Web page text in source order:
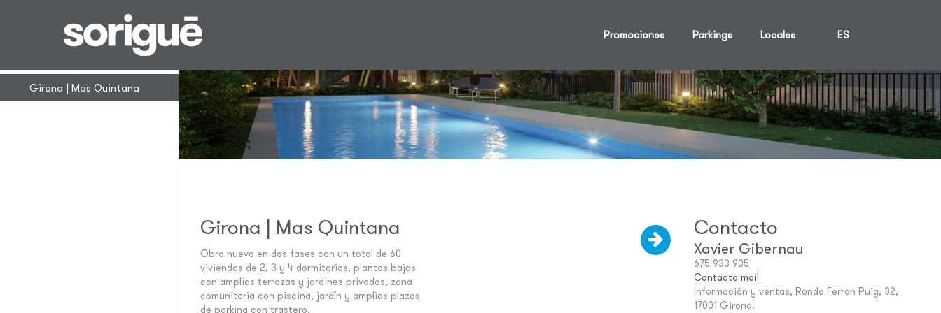
Promociones Parkings Locales ES
Promociones en la
provincia de
Girona
Girona | Mas Quintana
Girona | Mas Quintana
Obra nueva en dos fases con un total de 60
viviendas de 2, 3 y 4 dormitorios, plantas bajas
con amplias terrazas y jardines privados, zona
comunitaria con piscina, jardín y amplias plazas
de parking con trastero.
Contacto
Xavier Gibernau
675 933 905
Contacto mail
Información y ventas, Ronda Ferran Puig, 32,
17001 Girona.